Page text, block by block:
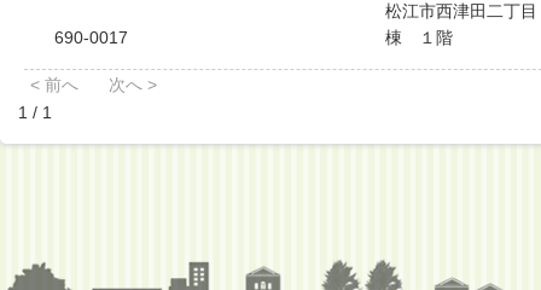
690-0017
松江市西津田二丁
棟 １階
< 前へ
次へ >
1 / 1